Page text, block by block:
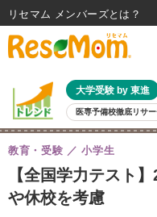
大学受験 by 東進
医専予備校徹底リサ
親子で考える大学選び 高校受験
共通テスト 夏休み
8月開催イベント・WS 全国公
自由研究教材（小学生向け）
【全国学力テスト
や休校を考慮
教育・受験 小学生
リセマム メンバーズ